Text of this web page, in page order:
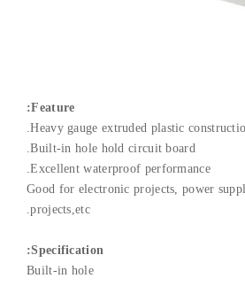
Feature:
Heavy gauge extruded plastic
Built-in hole hold circuit board.
Excellent waterproof performance.
Good for electronic projects, power
projects,etc.
Specification:
Built-in hole